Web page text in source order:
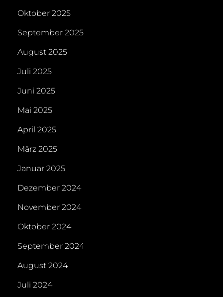
Oktober 2025
September 2025
August 2025
Juli 2025
Juni 2025
Mai 2025
April 2025
März 2025
Januar 2025
Dezember 2024
November 2024
Oktober 2024
September 2024
August 2024
Juli 2024